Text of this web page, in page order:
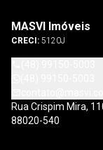
MASVI Imóveis
CRECI: 5120J
Rua Crispim Mira,
88020-540